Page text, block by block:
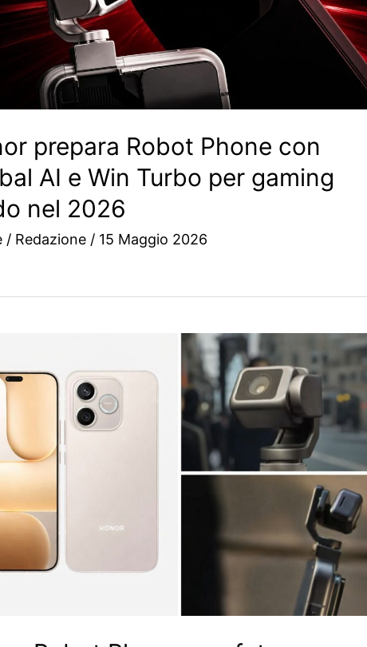
prepara Robot Phone con
AI e Win Turbo per gaming
nel 2026
/ Redazione / 15 Maggio 2026